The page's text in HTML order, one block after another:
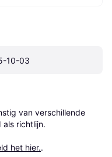
10-03
van verschillende
als richtlijn.
het hier..